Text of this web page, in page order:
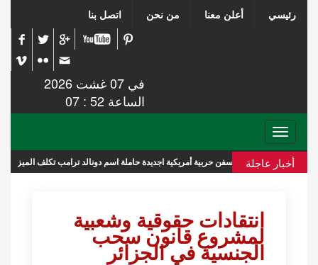
رئيسي أعلن معنا من نحن اتصل بنا
في 07 غشت 2026
الساعة 52 : 07
Toggle
navigation
أخبار عاجلة
سفن حربية أمريكية اجديدة حاملة اسم دونالد ترامب تكلف الميزانية 275 مليار دولار
انتقادات حقوقية وشعبية
لمشروع قانون سحب
الجنسية في الجزائر